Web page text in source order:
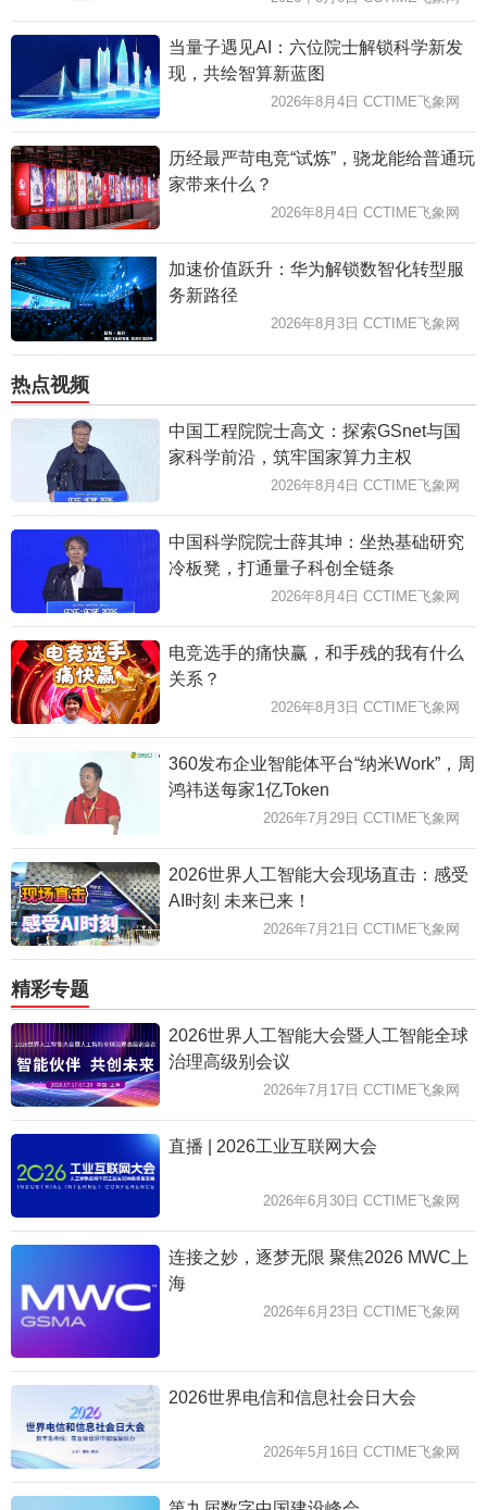
当量子遇见AI：六位院士解锁科学新发
现，共绘智算新蓝图
2026年8月4日 CCTIME飞象网
历经最严苛电竞“试炼”，骁龙能给普通玩
家带来什么？
2026年8月4日 CCTIME飞象网
加速价值跃升：华为解锁数智化转型服
务新路径
2026年8月3日 CCTIME飞象网
热点视频
中国工程院院士高文：探索GSnet与国
家科学前沿，筑牢国家算力主权
2026年8月4日 CCTIME飞象网
中国科学院院士薛其坤：坐热基础研究
冷板凳，打通量子科创全链条
2026年8月4日 CCTIME飞象网
电竞选手的痛快赢，和手残的我有什么
关系？
2026年8月3日 CCTIME飞象网
360发布企业智能体平台“纳米Work”，周
鸿祎送每家1亿Token
2026年7月29日 CCTIME飞象网
2026世界人工智能大会现场直击：感受
AI时刻 未来已来！
2026年7月21日 CCTIME飞象网
精彩专题
2026世界人工智能大会暨人工智能全球
治理高级别会议
2026年7月17日 CCTIME飞象网
直播 | 2026工业互联网大会
2026年6月30日 CCTIME飞象网
连接之妙，逐梦无限 聚焦2026 MWC上
海
2026年6月23日 CCTIME飞象网
2026世界电信和信息社会日大会
2026年5月16日 CCTIME飞象网